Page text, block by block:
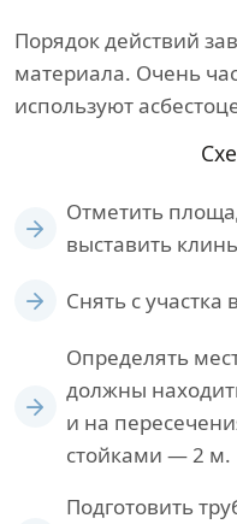
Порядок действий
материала. Очень
используют
Отметить
выставить
Снять с
Определять
должны
и на
стойками — 2 м.
Подготовить